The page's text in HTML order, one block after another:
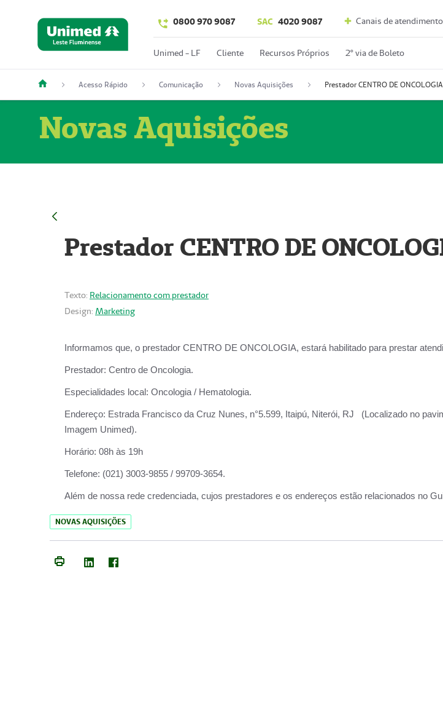
0800 970 9087 SAC 4020 9087 Canais de atendimento
Unimed - LF Cliente Recursos Próprios 2º via de Boleto
Acesso Rápido Comunicação Novas Aquisições Prestador CENTRO DE ONCOLOGIA
Novas Aquisições
Prestador CENTRO DE
Texto: Relacionamento com prestador
Design: Marketing
Informamos que, o prestador CENTRO DE ONCOLOGIA, estará habilitado para prestar
Prestador: Centro de Oncologia.
Especialidades local: Oncologia / Hematologia.
Endereço: Estrada Francisco da Cruz Nunes, n°5.599, Itaipú, Niterói, RJ (Localizado no
Imagem Unimed).
Horário: 08h às 19h
Telefone: (021) 3003-9855 / 99709-3654.
Além de nossa rede credenciada, cujos prestadores e os endereços estão relacionados no
NOVAS AQUISIÇÕES